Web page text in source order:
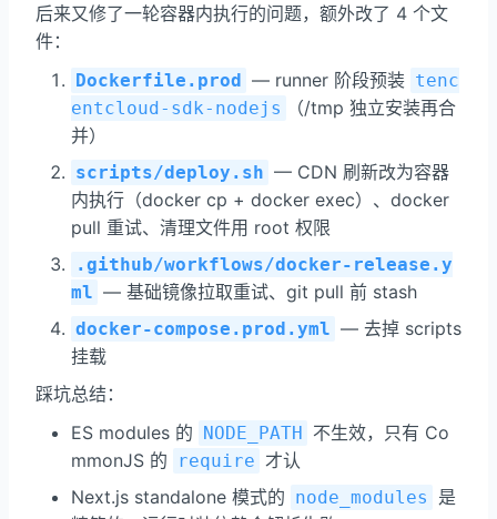
后来又修了一轮容器内执行的问题，额外改了 4 个文
件：
Dockerfile.prod — runner 阶段预装 tenc
entcloud-sdk-nodejs
（/tmp 独立安装再合
并）
scripts/deploy.sh — CDN 刷新改为容器
内执行（docker cp + docker exec）、docker
pull 重试、清理文件用 root 权限
.github/workflows/docker-release.y
ml — 基础镜像拉取重试、git pull 前 stash
docker-compose.prod.yml — 去掉 scripts
挂载
踩坑总结：
ES modules 的 NODE_PATH 不生效，只有 Co
mmonJS 的
require 才认
Next.js standalone 模式的 node_modules
是